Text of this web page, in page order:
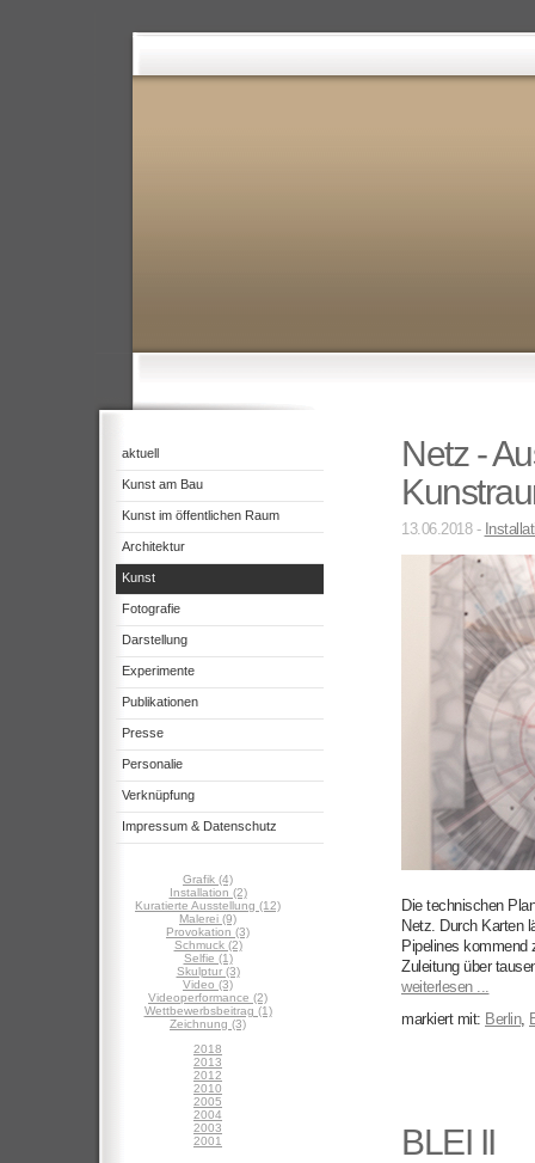
aktuell
Kunst am Bau
Kunst im öffentlichen Raum
Architektur
Kunst
Fotografie
Darstellung
Experimente
Publikationen
Presse
Personalie
Verknüpfung
Impressum & Datenschutz
Grafik (4)
Installation (2)
Kuratierte Ausstellung (12)
Malerei (9)
Provokation (3)
Schmuck (2)
Selfie (1)
Skulptur (3)
Video (3)
Videoperformance (2)
Wettbewerbsbeitrag (1)
Zeichnung (3)
2018
2013
2012
2010
2005
2004
2003
2001
Netz -
13.06.2018 -
Die technischen
Netz. Durch Karten
Pipelines kommend
Zuleitung über
weiterlesen ...
markiert mit: Berlin,
BLEI II